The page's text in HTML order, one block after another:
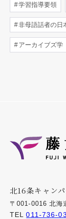
学習指導要領
非母語話者の日
アーカイブズ学
北16条キャンパ
〒001-0016 北海
TEL011-736-